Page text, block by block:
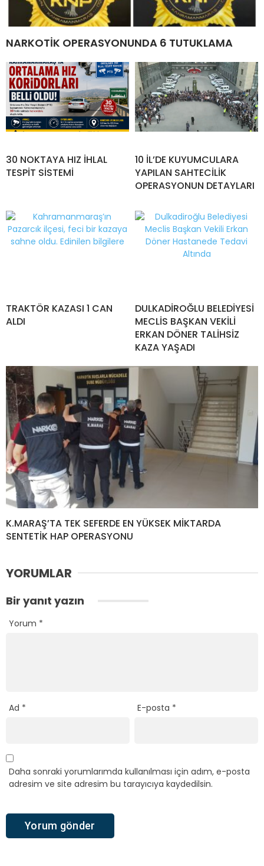
NARKOTİK OPERASYONUNDA 6 TUTUKLAMA
30 NOKTAYA HIZ İHLAL
TESPİT SİSTEMİ
10 İL’DE KUYUMCULARA
YAPILAN SAHTECİLİK
OPERASYONUN DETAYLARI
TRAKTÖR KAZASI 1 CAN
ALDI
DULKADİROĞLU BELEDİYESİ
MECLİS BAŞKAN VEKİLİ
ERKAN DÖNER TALİHSİZ
KAZA YAŞADI
K.MARAŞ’TA TEK SEFERDE EN YÜKSEK MİKTARDA
SENTETİK HAP OPERASYONU
YORUMLAR
Bir yanıt yazın
Yorum *
Ad * E-posta *
Daha sonraki yorumlarımda kullanılması için adım, e-posta
adresim ve site adresim bu tarayıcıya kaydedilsin.